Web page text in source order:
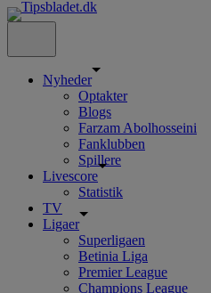
Nyheder
Optakter
Blogs
Farzam Abolhosseini
Fanklubben
Spillere
Livescore
Statistik
TV
Ligaer
Superligaen
Betinia Liga
Premier League
Champions League